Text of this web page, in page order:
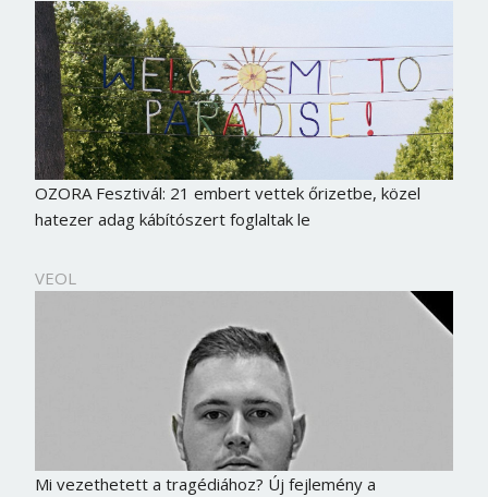
OZORA Fesztivál: 21 embert vettek őrizetbe, közel
hatezer adag kábítószert foglaltak le
VEOL
Mi vezethetett a tragédiához? Új fejlemény a